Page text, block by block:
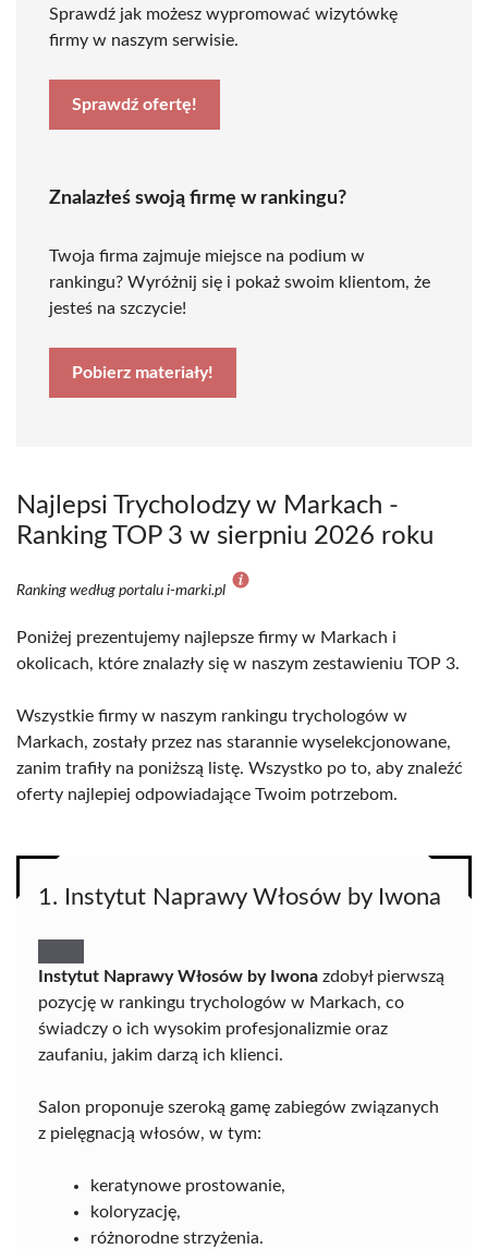
Sprawdź jak możesz wypromować wizytówkę
firmy w naszym serwisie.
Sprawdź ofertę!
Znalazłeś swoją firmę w rankingu?
Twoja firma zajmuje miejsce na podium w
rankingu? Wyróżnij się i pokaż swoim klientom, że
jesteś na szczycie!
Pobierz materiały!
Najlepsi Trycholodzy w Markach -
Ranking TOP 3 w sierpniu 2026 roku
Ranking według portalu i-marki.pl
Poniżej prezentujemy najlepsze firmy w Markach i
okolicach, które znalazły się w naszym zestawieniu TOP 3.
Wszystkie firmy w naszym rankingu trychologów w
Markach, zostały przez nas starannie wyselekcjonowane,
zanim trafiły na poniższą listę. Wszystko po to, aby znaleźć
oferty najlepiej odpowiadające Twoim potrzebom.
1. Instytut Naprawy Włosów by Iwona
Instytut Naprawy Włosów by Iwona zdobył pierwszą
pozycję w rankingu trychologów w Markach, co
świadczy o ich wysokim profesjonalizmie oraz
zaufaniu, jakim darzą ich klienci.
Salon proponuje szeroką gamę zabiegów związanych
z pielęgnacją włosów, w tym:
keratynowe prostowanie,
koloryzację,
różnorodne strzyżenia.